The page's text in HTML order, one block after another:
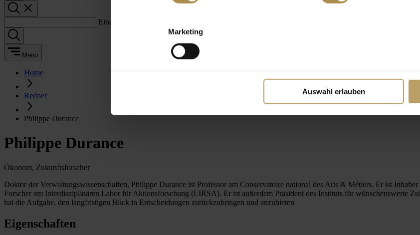
Marketing
Auswahl erlauben
Einen Suchbegriff eingeben:
Menü
Home
Redner
Philippe Durance
Philippe Durance
Ökonom, Zukunftsforscher
Doktor der Verwaltungswissenschaften, Philippe Durance ist Professor am Conservatoire national des Arts & Métiers. Er ist
Forscher am Interdisziplinären Labor für Aktionsforschung (LIRSA). Er ist außerdem Präsident des Instituts für wünschenswerte
hat die Aufgabe, den langfristigen Blick in Entscheidungen zurückzubringen und anzubieten
Eigenschaften